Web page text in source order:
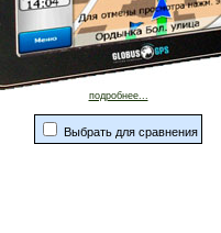
подробнее...
Выбрать для сравнения